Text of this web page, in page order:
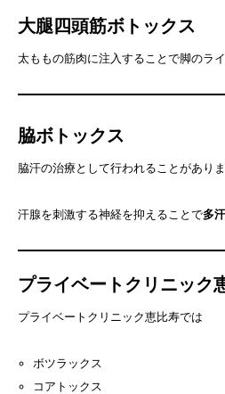
大腿四頭筋ボトックス
太ももの筋肉に注入することで脚のラ
脇ボトックス
脇汗の治療として行われることがありま
汗腺を刺激する神経を抑えることで多
プライベートクリニック
プライベートクリニック恵比寿では
ボツラックス
コアトックス